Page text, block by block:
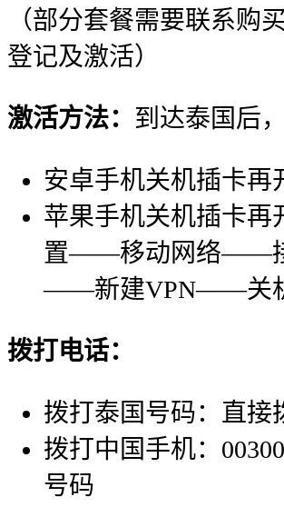
（部分套餐需要联系购
登记及激活）
激活方法： 到达泰国后，
安卓手机关机插卡再
苹果手机关机插卡
置——移动网络——
——新建VPN——关
拨打电话：
拨打泰国号码：直接
拨打中国手机：
号码